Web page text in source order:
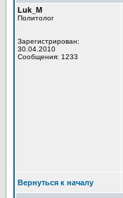
Luk_M
Политолог
Зарегистрирован:
30.04.2010
Сообщения: 1233
Вернуться к началу